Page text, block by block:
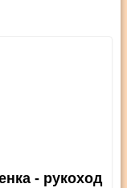
- рукоход